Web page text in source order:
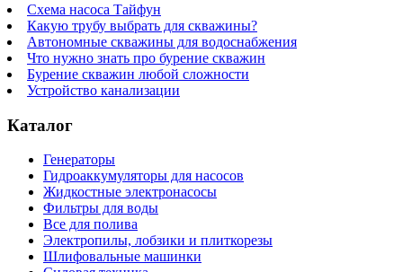
Схема насоса Тайфун
Какую трубу выбрать для скважины?
Автономные скважины для водоснабжения
Что нужно знать про бурение скважин
Бурение скважин любой сложности
Устройство канализации
Каталог
Генераторы
Гидроаккумуляторы для насосов
Жидкостные электронасосы
Фильтры для воды
Все для полива
Электропилы, лобзики и плиткорезы
Шлифовальные машинки